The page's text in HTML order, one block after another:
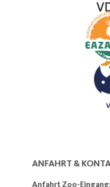
ANFAHRT &
Anfahrt Zoo-